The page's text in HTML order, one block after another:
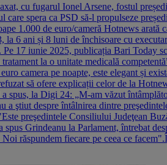
cu fugarul Ionel Arsene, fostul
spera ca PSD să-l propulseze
1.000 de euro/cameră Hotnews arată
6 ani și 8 luni de închisoare cu
17 iunie 2025, publicația Bari Today
la o unitate medicală
camera pe noapte, este elegant și
să ofere explicații celor de la
la Digi 24: „M-am văzut
ştiut despre întâlnirea dintre
preşedintele Consiliului Judeţean
Grindeanu la Parlament, întrebat
răspundem fiecare pe ceea ce